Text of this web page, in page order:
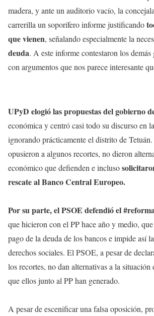
madera, y ante un auditorio vacío, la
carrerilla un soporífero informe justificando
que vienen, señalando especialmente la
deuda. A este informe contestaron los
con argumentos que nos parece interesante
UPyD elogió las propuestas del gobierno
económica y centró casi todo su discurso en
ignorando prácticamente el distrito de
opusieron a algunos recortes, no dieron
económico que defienden e incluso
rescate al Banco Central Europeo.
Por su parte, el PSOE defendió el
que hicieron con el PP hace año y medio,
pago de la deuda de los bancos e impide así
derechos sociales. El PSOE, a pesar de
los recortes, no dan alternativas a la situación
que ellos junto al PP han generado.
A pesar de escenificar una falsa oposición,